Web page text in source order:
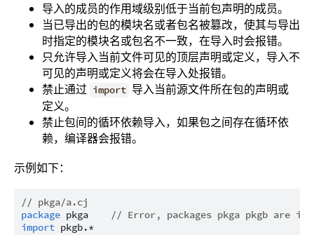
导入的成员的作用域级别低于当前包声明的成员。
当已导出的包的模块名或者包名被篡改，使其与导出
时指定的模块名或包名不一致，在导入时会报错。
只允许导入当前文件可见的顶层声明或定义，导入不
可见的声明或定义将会在导入处报错。
禁止通过 import 导入当前源文件所在包的声明或
定义。
禁止包间的循环依赖导入，如果包之间存在循环依
赖，编译器会报错。
示例如下：
// pkga/a.cj
package pkga
// Error, packages pkga pkgb are in
import pkgb.*